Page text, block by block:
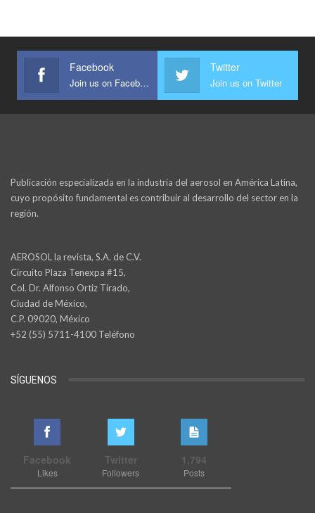
Facebook
Join us on Facebook
Twitter
Join us on Twitter
Publicación especializada en la industria del aerosol en América Latina,
cuyo propósito fundamental es contribuir al desarrollo del sector en la
región.
AEROSOL la revista, S.A. de C.V.
Circuito Plaza Tenexpa #15,
Col. Dr. Alfonso Ortiz Tirado,
Ciudad de México,
C.P. 09020, México
+52 (55) 5711-4100 Teléfono
SÍGUENOS
Facebook
Likes
Twitter
Followers
1,794
Posts